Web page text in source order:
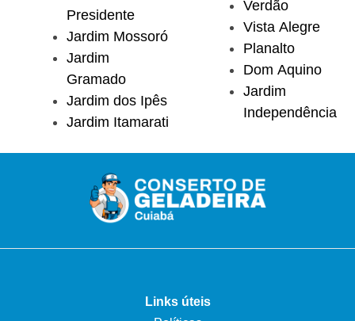
Presidente
Jardim Mossoró
Jardim
Gramado
Jardim dos Ipês
Jardim Itamarati
Verdão
Vista Alegre
Planalto
Dom Aquino
Jardim
Independência
Links úteis